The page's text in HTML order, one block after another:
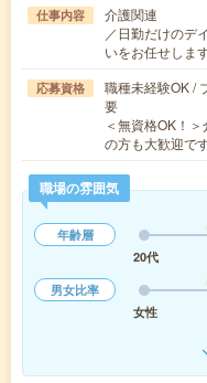
仕事内容
介護関連
／日勤だけのデ
いをお任せしま
応募資格
職種未経験OK /
要
＜無資格OK！
の方も大歓迎で
職場の雰囲気
年齢層
20代
男女比率
女性